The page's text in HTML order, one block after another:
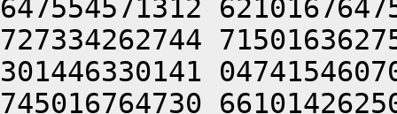
647554571312
727334262744
301446330141
745016764730